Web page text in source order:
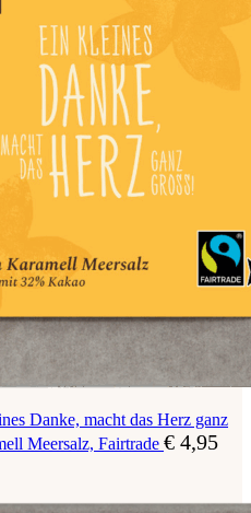
Danke, macht das Herz ganz
Meersalz, Fairtrade € 4,95